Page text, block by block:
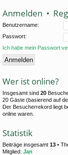
Anmelden •
Benutzername:
Passwort:
Ich habe mein Passwort
Wer ist online?
Insgesamt sind 20
20 Gäste (basierend auf
Der Besucherrekord liegt
online waren.
Statistik
Beiträge insgesamt 13 •
Mitglied: Jan